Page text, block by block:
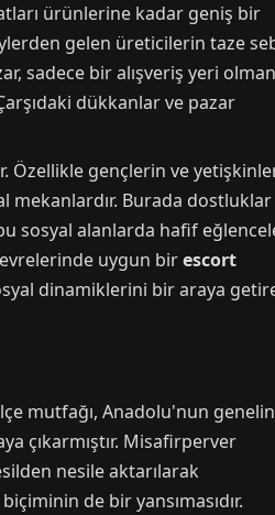
ürünlerine kadar geniş bir
gelen üreticilerin taze
sadece bir alışveriş yeri
dükkanlar ve pazar
Özellikle gençlerin ve
mekanlardır. Burada dostluklar
sosyal alanlarda hafif
uygun birescort
dinamiklerini bir araya
mutfağı, Anadolu'nun
çıkarmıştır. Misafirperver
nesile aktarılarak
de bir yansımasıdır.